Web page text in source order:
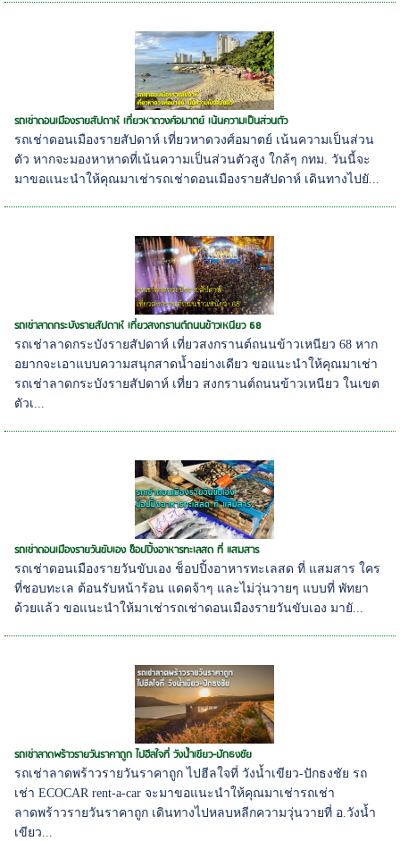
รถเช่าดอนเมืองรายสัปดาห์ เที่ยวหาดวงศ์อมาตย์ เน้นความเป็นส่วนตัว
รถเช่าดอนเมืองรายสัปดาห์ เที่ยวหาดวงศ์อมาตย์ เน้นความเป็นส่วน
ตัว หากจะมองหาหาดที่เน้นความเป็นส่วนตัวสูง ใกล้ๆ กทม. วันนี้จะ
มาขอแนะนำให้คุณมาเช่ารถเช่าดอนเมืองรายสัปดาห์ เดินทางไปยั...
รถเช่าลาดกระบังรายสัปดาห์ เที่ยวสงกรานต์ถนนข้าวเหนียว 68
รถเช่าลาดกระบังรายสัปดาห์ เที่ยวสงกรานต์ถนนข้าวเหนียว 68 หาก
อยากจะเอาแบบความสนุกสาดน้ำอย่างเดียว ขอแนะนำให้คุณมาเช่า
รถเช่าลาดกระบังรายสัปดาห์ เที่ยว สงกรานต์ถนนข้าวเหนียว ในเขต
ตัวเ...
รถเช่าดอนเมืองรายวันขับเอง ช็อปปิ้งอาหารทะเลสด ที่ แสมสาร
รถเช่าดอนเมืองรายวันขับเอง ช็อปปิ้งอาหารทะเลสด ที่ แสมสาร ใคร
ที่ชอบทะเล ต้อนรับหน้าร้อน แดดจ้าๆ และไม่วุ่นวายๆ แบบที่ พัทยา
ด้วยแล้ว ขอแนะนำให้มาเช่ารถเช่าดอนเมืองรายวันขับเอง มายั...
รถเช่าลาดพร้าวรายวันราคาถูก ไปฮีลใจที่ วังน้ำเขียว-ปักธงชัย
รถเช่าลาดพร้าวรายวันราคาถูก ไปฮีลใจที่ วังน้ำเขียว-ปักธงชัย รถ
เช่า ECOCAR rent-a-car จะมาขอแนะนำให้คุณมาเช่ารถเช่า
ลาดพร้าวรายวันราคาถูก เดินทางไปหลบหลีกความวุ่นวายที่ อ.วังน้ำ
เขียว...